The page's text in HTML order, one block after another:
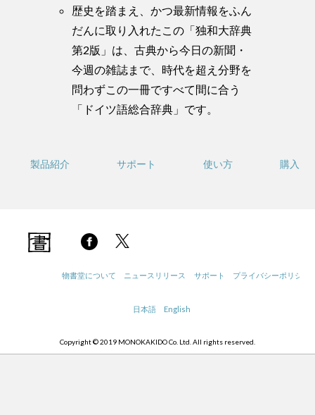
歴史を踏まえ、かつ最新情報をふん
だんに取り入れたこの「独和大辞典
第2版」は、古典から今日の新聞・
今週の雑誌まで、時代を超え分野を
問わずこの一冊ですべて間に合う
「ドイツ語総合辞典」です。
製品紹介 サポート 使い方 購入
物書堂について ニュースリリース サポート プライバシーポリシー
日本語 English
Copyright © 2019 MONOKAKIDO Co. Ltd. All rights reserved.